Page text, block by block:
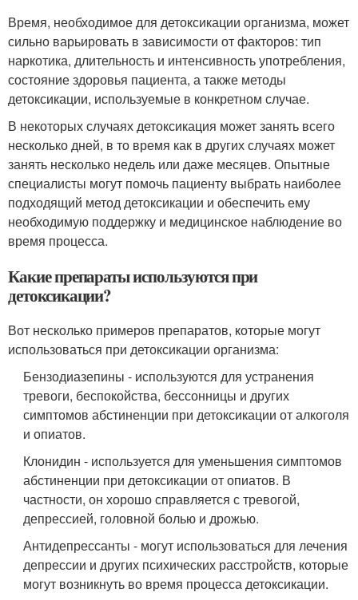
Время, необходимое для детоксикации организма, может
сильно варьировать в зависимости от факторов: тип
наркотика, длительность и интенсивность употребления,
состояние здоровья пациента, а также методы
детоксикации, используемые в конкретном случае.
В некоторых случаях детоксикация может занять всего
несколько дней, в то время как в других случаях может
занять несколько недель или даже месяцев. Опытные
специалисты могут помочь пациенту выбрать наиболее
подходящий метод детоксикации и обеспечить ему
необходимую поддержку и медицинское наблюдение во
время процесса.
Какие препараты используются при
детоксикации?
Вот несколько примеров препаратов, которые могут
использоваться при детоксикации организма:
Бензодиазепины - используются для устранения
тревоги, беспокойства, бессонницы и других
симптомов абстиненции при детоксикации от алкоголя
и опиатов.
Клонидин - используется для уменьшения симптомов
абстиненции при детоксикации от опиатов. В
частности, он хорошо справляется с тревогой,
депрессией, головной болью и дрожью.
Антидепрессанты - могут использоваться для лечения
депрессии и других психических расстройств, которые
могут возникнуть во время процесса детоксикации.